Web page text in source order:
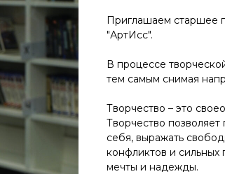
Приглашаем старшее
"АртИсс".
В процессе
тем самым снимая
Творчество – это
Творчество
себя, выражать
конфликтов и
мечты и надежды.